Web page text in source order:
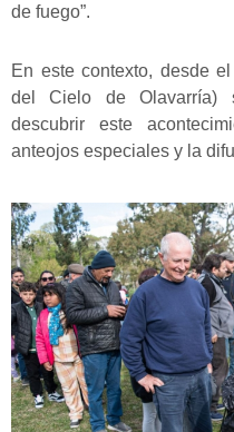
de fuego”.
En este contexto, desde
del Cielo de Olavarría)
descubrir este
anteojos especiales y la